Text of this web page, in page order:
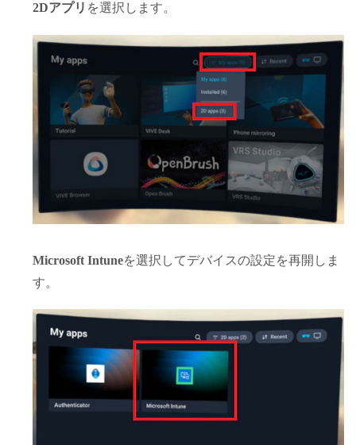
2Dアプリ を選択します。
Microsoft Intuneを選択してデバイスの設定を再開しま
す。